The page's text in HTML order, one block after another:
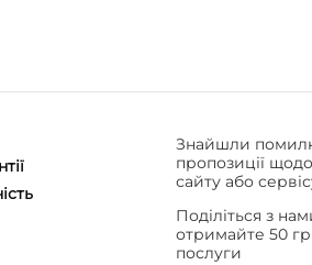
Знайшли
пропозиції
сайту або
Поділіться з
отримайте 50
послуги